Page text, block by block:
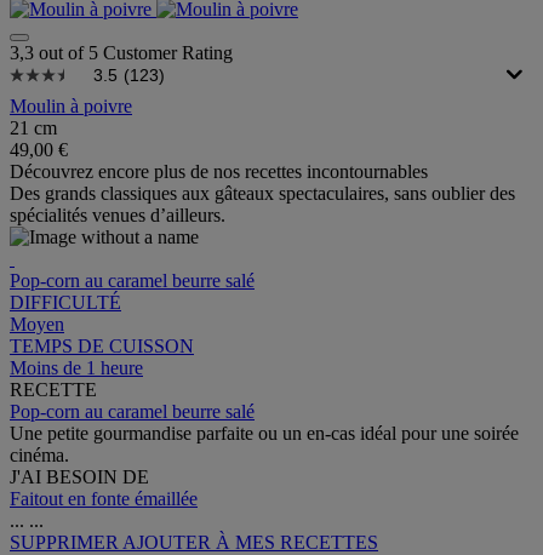
3,3 out of 5 Customer Rating
3.5 (123)
Moulin à poivre
21 cm
49,00 €
Découvrez encore plus de nos recettes incontournables
Des grands classiques aux gâteaux spectaculaires, sans oublier des
spécialités venues d’ailleurs.
Pop-corn au caramel beurre salé
DIFFICULTÉ
Moyen
TEMPS DE CUISSON
Moins de 1 heure
RECETTE
Pop-corn au caramel beurre salé
Une petite gourmandise parfaite ou un en-cas idéal pour une soirée
cinéma.
J'AI BESOIN DE
Faitout en fonte émaillée
... ...
SUPPRIMER AJOUTER À MES RECETTES